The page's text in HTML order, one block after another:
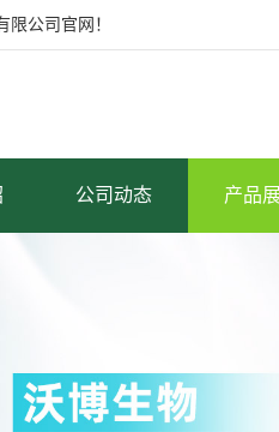
公司官网！
公司动态 产品